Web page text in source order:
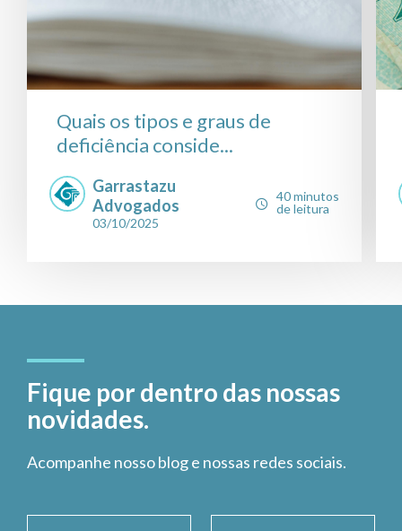
Quais os tipos e graus de
deficiência conside...
Garrastazu
Advogados
03/10/2025
40 minutos
de leitura
Fique por dentro das nossas
novidades.
Acompanhe nosso blog e nossas redes sociais.